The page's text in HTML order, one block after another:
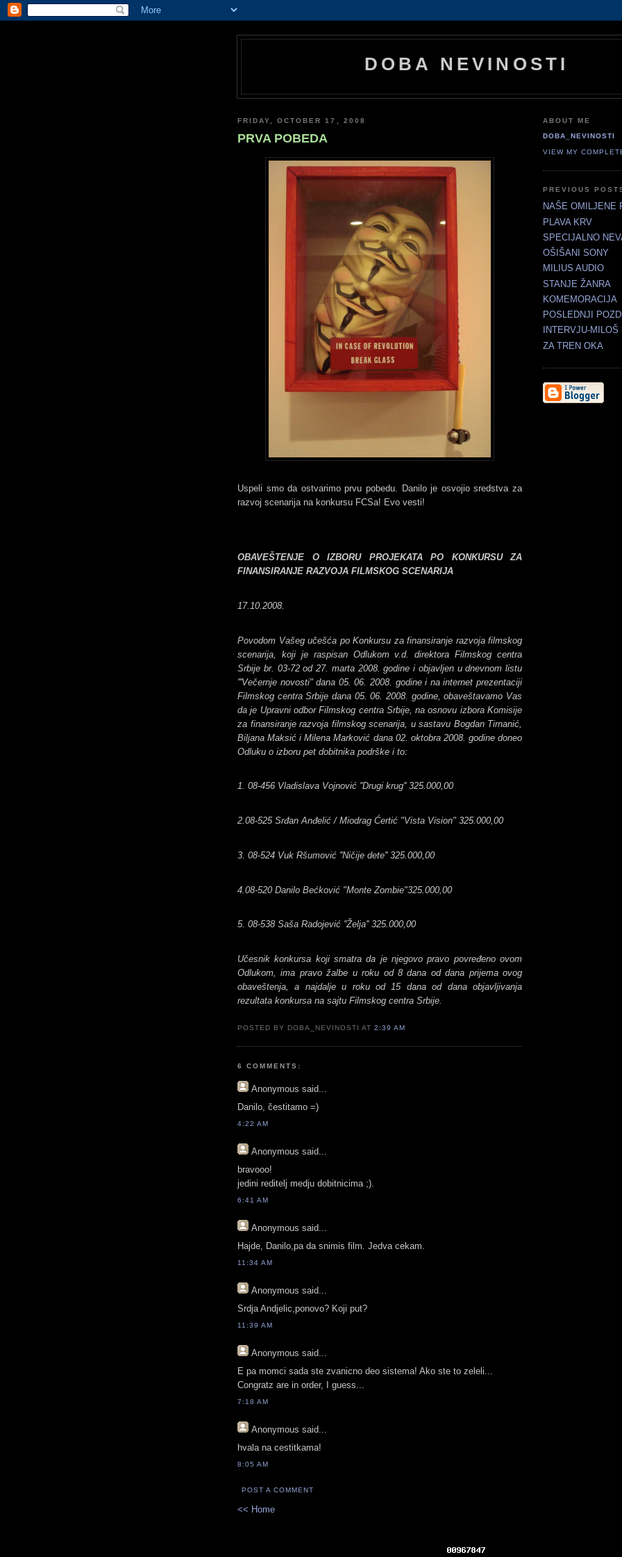
DOBA NEVINOSTI
FRIDAY, OCTOBER 17, 2008
PRVA POBEDA
Uspeli smo da ostvarimo prvu pobedu. Danilo je osvojio sredstva za
razvoj scenarija na konkursu FCSa! Evo vesti!
OBAVEŠTENJE O IZBORU PROJEKATA PO KONKURSU ZA
FINANSIRANJE RAZVOJA FILMSKOG SCENARIJA
17.10.2008.
Povodom Vašeg učešća po Konkursu za finansiranje razvoja filmskog
scenarija, koji je raspisan Odlukom v.d. direktora Filmskog centra
Srbije br. 03-72 od 27. marta 2008. godine i objavljen u dnevnom listu
'''Večernje novosti" dana 05. 06. 2008. godine i na internet prezentaciji
Filmskog centra Srbije dana 05. 06. 2008. godine, obaveštavamo Vas
da je Upravni odbor Filmskog centra Srbije, na osnovu izbora Komisije
za finansiranje razvoja filmskog scenarija, u sastavu Bogdan Tirnanić,
Biljana Maksić i Milena Marković dana 02. oktobra 2008. godine doneo
Odluku o izboru pet dobitnika podrške i to:
1. 08-456 Vladislava Vojnović ''Drugi krug'' 325.000,00
2.08-525 Srđan Anđelić / Miodrag Ćertić "Vista Vision" 325.000,00
3. 08-524 Vuk Ršumović ''Ničije dete'' 325.000,00
4.08-520 Danilo Bećković "Monte Zombie"325.000,00
5. 08-538 Saša Radojević ''Želja'' 325.000,00
Učesnik konkursa koji smatra da je njegovo pravo povređeno ovom
Odlukom, ima pravo žalbe u roku od 8 dana od dana prijema ovog
obaveštenja, a najdalje u roku od 15 dana od dana objavljivanja
rezultata konkursa na sajtu Filmskog centra Srbije.
POSTED BY DOBA_NEVINOSTI AT2:39 AM
6 COMMENTS:
Anonymous said...
Danilo, čestitamo =)
4:22 AM
Anonymous said...
bravooo!
jedini reditelj medju dobitnicima ;).
6:41 AM
Anonymous said...
Hajde, Danilo,pa da snimis film. Jedva cekam.
11:34 AM
Anonymous said...
Srdja Andjelic,ponovo? Koji put?
11:39 AM
Anonymous said...
E pa momci sada ste zvanicno deo sistema! Ako ste to zeleli...
Congratz are in order, I guess...
7:18 AM
Anonymous said...
hvala na cestitkama!
8:05 AM
POST A COMMENT
<< Home
ABOUT ME
DOBA_NEVINOSTI
VIEW MY
PREVIOUS
NAŠE OMILJENE
PLAVA KRV
SPECIJALNO
OŠIŠANI SONY
MILIUS AUDIO
STANJE ŽANRA
KOMEMORACIJA
POSLEDNJI
INTERVJU-
ZA TREN OKA